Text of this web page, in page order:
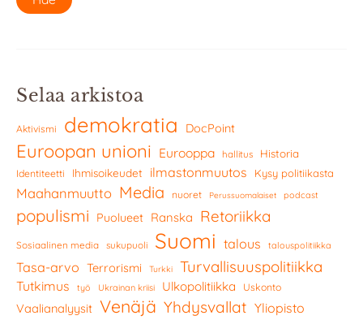
Selaa arkistoa
Aktivismi demokratia DocPoint
Euroopan unioni Eurooppa hallitus Historia
Identiteetti Ihmisoikeudet ilmastonmuutos Kysy politiikasta
Maahanmuutto Media nuoret Perussuomalaiset podcast
populismi Puolueet Ranska Retoriikka
Sosiaalinen media sukupuoli Suomi talous talouspolitiikka
Tasa-arvo Terrorismi Turkki Turvallisuuspolitiikka
Tutkimus työ Ukrainan kriisi Ulkopolitiikka Uskonto
Vaalianalyysit Venäjä Yhdysvallat Yliopisto